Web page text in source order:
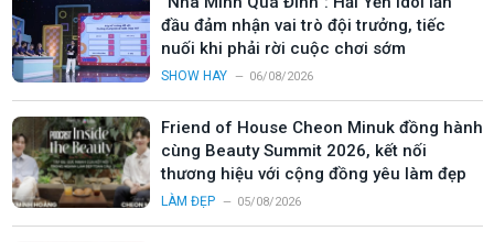
đầu đảm nhận vai trò đội trưởng, tiếc
nuối khi phải rời cuộc chơi sớm
SHOW HAY 06/08/2026
Friend of House Cheon Minuk đồng hành
cùng Beauty Summit 2026, kết nối
thương hiệu với cộng đồng yêu làm đẹp
LÀM ĐẸP 05/08/2026